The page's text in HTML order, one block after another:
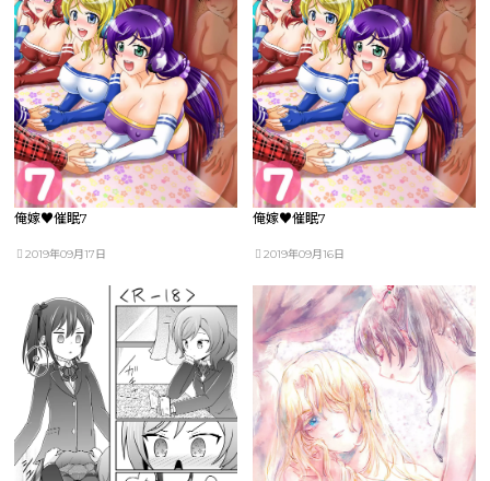
俺嫁♥催眠7
2019年09月17日
俺嫁♥催眠7
2019年09月16日